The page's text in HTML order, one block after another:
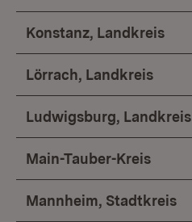
Konstanz, Landkreis
Lörrach, Landkreis
Ludwigsburg, Landkreis
Main-Tauber-Kreis
Mannheim, Stadtkreis